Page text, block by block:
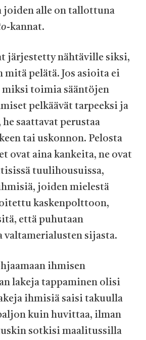
joiden alle on tallottuna
-kannat.
järjestetty nähtäville siksi,
pelätä. Jos asioita ei
miksi toimia sääntöjen
pelkäävät tarpeeksi ja
saattavat perustaa
tai uskonnon. Pelosta
ovat aina kankeita, ne ovat
tuulihousuissa,
joiden mielestä
kaskenpolttoon,
että puhutaan
valtamerialusten sijasta.
ihmisen
lakeja tappaminen olisi
ihmisiä saisi takuulla
kuin huvittaa, ilman
sotkisi maalitussilla